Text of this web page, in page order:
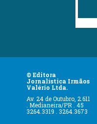
© Editora
Jornalística Irmãos
Valério Ltda.
Av. 24 de Outubro, 2.611
. Medianeira/PR . 45
3264.3319 . 3264.3673